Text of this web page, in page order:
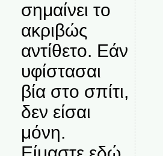
σημαίνει το
ακριβώς
αντίθετο. Εάν
υφίστασαι
βία στο σπίτι,
δεν είσαι
μόνη.